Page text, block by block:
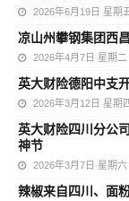
2026年6月19日 星期
凉山州攀钢集团西
2026年4月7日 星期二
英大财险德阳中支
2026年3月12日 星期
英大财险四川分公
神节
2026年3月7日 星期六
辣椒来自四川、面